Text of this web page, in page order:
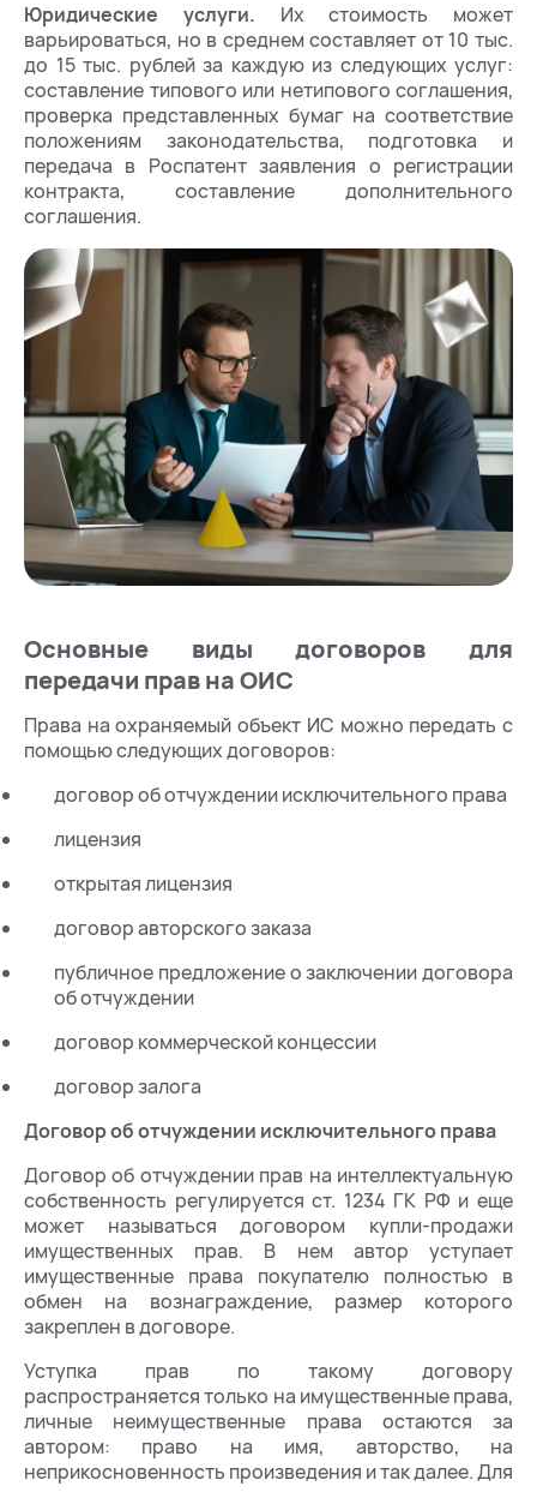
Юридические услуги. Их стоимость может
варьироваться, но в среднем составляет от 10 тыс.
до 15 тыс. рублей за каждую из следующих услуг:
составление типового или нетипового соглашения,
проверка представленных бумаг на соответствие
положениям законодательства, подготовка и
передача в Роспатент заявления о регистрации
контракта, составление дополнительного
соглашения.
Основные виды договоров для
передачи прав на ОИС
Права на охраняемый объект ИС можно передать с
помощью следующих договоров:
договор об отчуждении исключительного права
лицензия
открытая лицензия
договор авторского заказа
публичное предложение о заключении договора
об отчуждении
договор коммерческой концессии
договор залога
Договор об отчуждении исключительного права
Договор об отчуждении прав на интеллектуальную
собственность регулируется ст. 1234 ГК РФ и еще
может называться договором купли-продажи
имущественных прав. В нем автор уступает
имущественные права покупателю полностью в
обмен на вознаграждение, размер которого
закреплен в договоре.
Уступка прав по такому договору
распространяется только на имущественные права,
личные неимущественные права остаются за
автором: право на имя, авторство, на
неприкосновенность произведения и так далее. Для